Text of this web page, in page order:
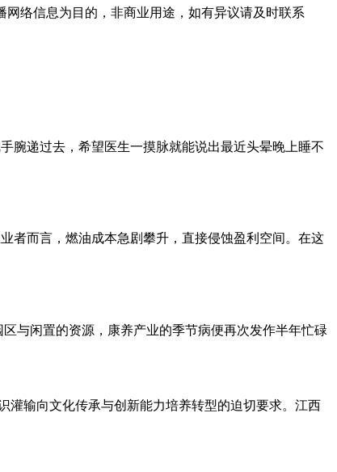
络信息为目的，非商业用途，如有异议请及时联系
腕递过去，希望医生一摸脉就能说出最近头晕晚上睡不
者而言，燃油成本急剧攀升，直接侵蚀盈利空间。在这
与闲置的资源，康养产业的季节病便再次发作半年忙碌
灌输向文化传承与创新能力培养转型的迫切要求。江西